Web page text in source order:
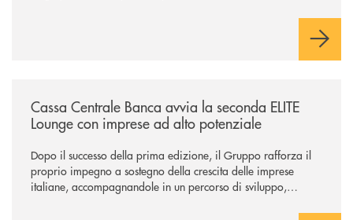
negoziazione esclusiva per la finalizzazione dell’operazione.
Cassa Centrale Banca avvia la seconda ELITE
Lounge con imprese ad alto potenziale
Dopo il successo della prima edizione, il Gruppo rafforza il
proprio impegno a sostegno della crescita delle imprese
italiane, accompagnandole in un percorso di sviluppo,